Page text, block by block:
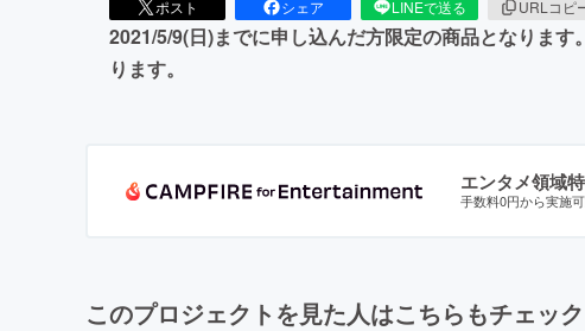
ポスト シェア LINEで送る URLコピ
2021/5/9(日)までに申し込んだ方限定の商品となりま
ります。
エンタメ領域
手数料0円から実施
このプロジェクトを見た人はこちらもチェッ